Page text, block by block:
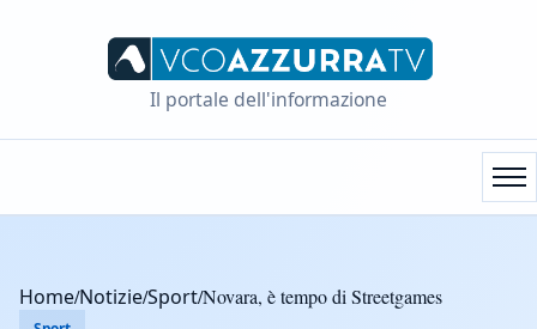
Il portale dell'informazione
Home/Notizie/Sport/Novara, è tempo di Streetgames